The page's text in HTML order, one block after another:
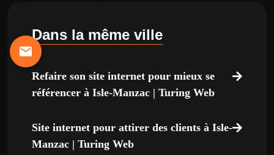
Dans la même ville
Refaire son site internet pour mieux se
référencer à Isle-Manzac | Turing Web
Site internet pour attirer des clients à Isle-
Manzac | Turing Web